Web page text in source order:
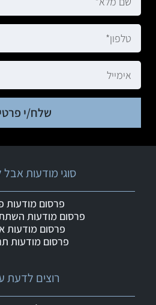
שלח/י
רוצים לדעת
סוגי מודעות
פרסום מודעות
פרסום מודעות
פרסום מודעות
פרסום מודעות